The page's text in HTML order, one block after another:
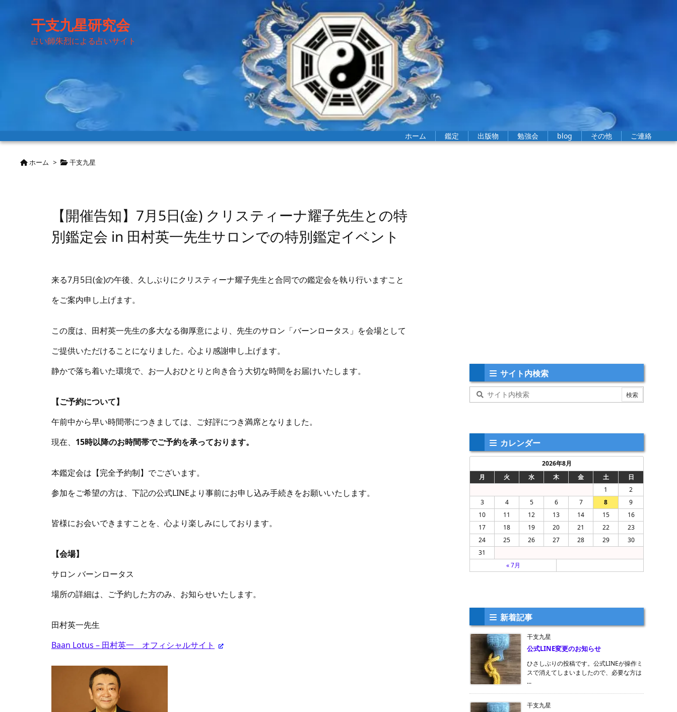
干支九星研究会
占い師朱烈による占いサイト
ホーム 鑑定 出版物 勉強会 blog その他 ご連絡
ホーム > 干支九星
【開催告知】7月5日(金) クリスティーナ耀子先生との特
別鑑定会 in 田村英一先生サロンでの特別鑑定イベント
来る7月5日(金)の午後、久しぶりにクリスティーナ耀子先生と合同での鑑定会を執り行いますこと
をご案内申し上げます。
この度は、田村英一先生の多大なる御厚意により、先生のサロン「バーンロータス」を会場として
ご提供いただけることになりました。心より感謝申し上げます。
静かで落ち着いた環境で、お一人おひとりと向き合う大切な時間をお届けいたします。
【ご予約について】
午前中から早い時間帯につきましては、ご好評につき満席となりました。
現在、 15時以降のお時間帯でご予約を承っております。
本鑑定会は【完全予約制】でございます。
参加をご希望の方は、下記の公式LINEより事前にお申し込み手続きをお願いいたします。
皆様にお会いできますことを、心より楽しみにしております。
【会場】
サロン バーンロータス
場所の詳細は、ご予約した方のみ、お知らせいたします。
田村英一先生
Baan Lotus – 田村英一 オフィシャルサイト
サイト内検索
カレンダー
2026年8月
月
火 水 木 金 土
日
1
2
3
4 5 6 7 8
9
10
11 12 13 14 15
16
17
18 19 20 21 22
23
24
25 26 27 28 29
30
31
« 7月
新着記事
干支九星
公式LINE変更のお知らせ
ひさしぶりの投稿です。公式LINEが操作ミ
スで消えてしまいましたので、必要な方は
...
干支九星